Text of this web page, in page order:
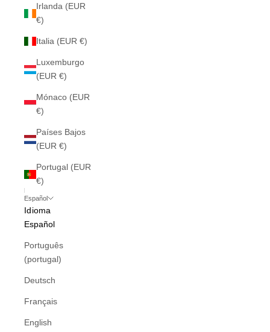
Irlanda (EUR
€)
Italia (EUR €)
Luxemburgo
(EUR €)
Mónaco (EUR
€)
Países Bajos
(EUR €)
Portugal (EUR
€)
Español
Idioma
Español
Português
(portugal)
Deutsch
Français
English